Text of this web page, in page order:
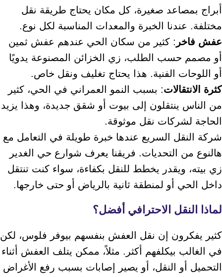
أبراج بمصاعد صغيرة، كل مكان يحتاج طريقة نقل
مختلفة. عندنا الخبرة والمعدات المناسبة لكل نوع.
عفش فاخر : كثير من سكان الحي عندهم عفش ثمين
أو مصمم حسب الطلب، زي الخزائن المصنوعة يدويًا
أو اللوحات الفنية. هذا يحتاج تغليف ونقل خاص.
كثرة الانتقالات: بسبب النمو العمراني في الحي، كثير
من الناس ينتقلون إلى بيوت أو شقق جديدة، وهذا يزيد
الحاجة لشركات نقل موثوقة.
شركة النقل السريع عندها خبرة طويلة في التعامل مع
هالنوع من التحديات. فريقنا يعرف شوارع حي الغدير
زي بيته، ويقدر يخطط للنقل بكفاءة، سواء كنت تنتقل
داخل الحي أو لمنطقة ثانية بالرياض أو حتى خارجها.
لماذا النقل الاحترافي أفضل؟
كثير يفكرون إن نقل العفش بنفسهم بيوفر فلوس، لكن
في الغالب بيكلفهم أكثر. مثلاً، ممكن يتلف العفش أثناء
التحميل أو النقل، أو يصير إصابات بسبب رفع الأغراض